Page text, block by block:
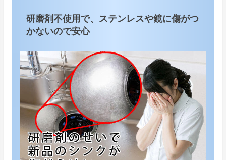
研磨剤不使用で、ステンレスや鏡に傷がつ
かないので安心